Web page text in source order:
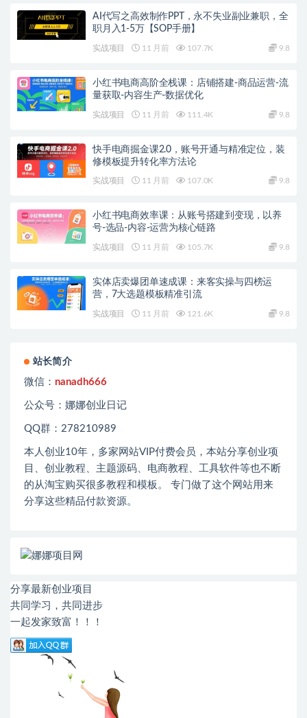
AI代写之高效制作PPT，永不失业副业兼职，全
职月入1-5万【SOP手册】
实战项目 11 月前 107.7K 9.8
小红书电商高阶全栈课：店铺搭建-商品运营-流
量获取-内容生产-数据优化
实战项目 11 月前 111.4K 9.8
快手电商掘金课2.0，账号开通与精准定位，装
修模板提升转化率方法论
实战项目 11 月前 107.0K 9.8
小红书电商效率课：从账号搭建到变现，以养
号-选品-内容-运营为核心链路
实战项目 11 月前 105.7K 9.8
实体店卖爆团单速成课：来客实操与四榜运
营，7大选题模板精准引流
实战项目 11 月前 121.6K 9.8
站长简介
微信： nanadh666
公众号：娜娜创业日记
QQ群：278210989
本人创业10年，多家网站VIP付费会员，本站分享创业项
目、创业教程、主题源码、电商教程、工具软件等也不断
的从淘宝购买很多教程和模板。 专门做了这个网站用来
分享这些精品付款资源。
分享最新创业项目
共同学习，共同进步
一起发家致富！！！